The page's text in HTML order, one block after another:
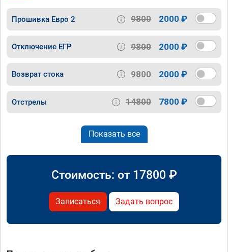
Прошивка Евро 2 9800 2000 ₽
Отключение ЕГР 9800 2000 ₽
Возврат стока 9800 2000 ₽
Отстрелы 14800 7800 ₽
Показать все
Стоимость: от 17800 ₽
Записаться Задать вопрос